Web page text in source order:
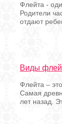
Флейта -
Родители
отдают
Виды
Флейта –
Самая
лет назад.